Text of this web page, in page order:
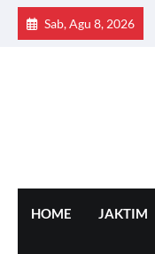
Skip
Sab, Agu 8, 2026
HOME JAKTIM